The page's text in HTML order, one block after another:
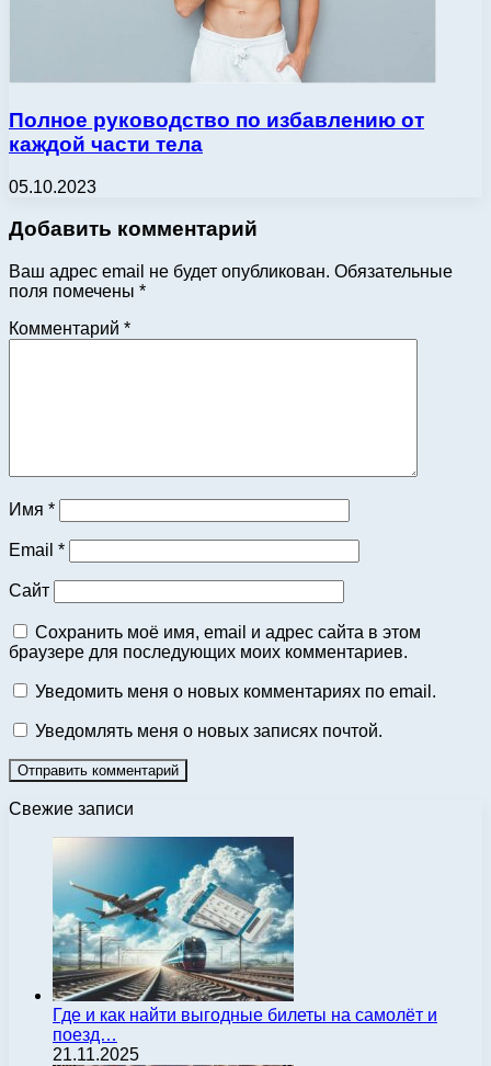
Полное руководство по избавлению от
каждой части тела
05.10.2023
Добавить комментарий
Ваш адрес email не будет опубликован. Обязательные
поля помечены *
Комментарий *
Имя *
Email *
Сайт
Сохранить моё имя, email и адрес сайта в этом
браузере для последующих моих комментариев.
Уведомить меня о новых комментариях по email.
Уведомлять меня о новых записях почтой.
Свежие записи
Где и как найти выгодные билеты на самолёт и
поезд…
21.11.2025